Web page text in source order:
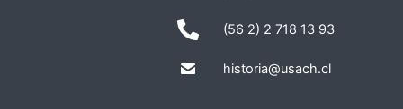
(56 2) 2 718 13 93
historia@usach.cl